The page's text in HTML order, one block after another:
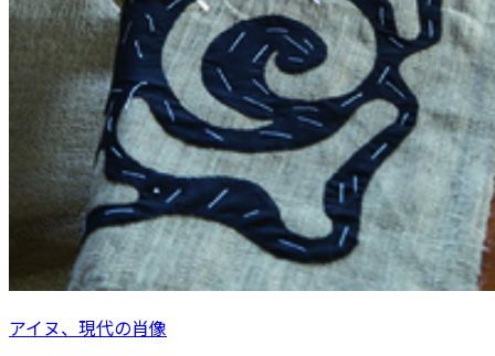
アイヌ、現代の肖像